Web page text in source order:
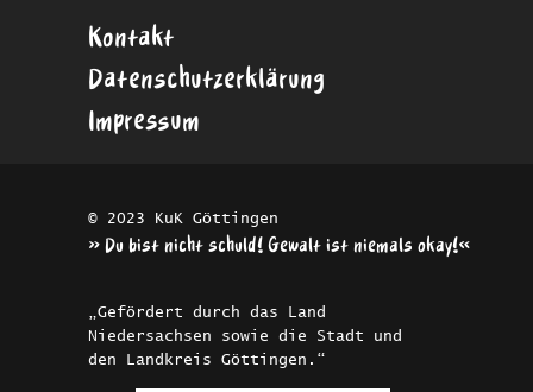
Kontakt
Datenschutzerklärung
Impressum
© 2023 KuK Göttingen
»Du bist nicht schuld! Gewalt ist niemals okay!«
„Gefördert durch das Land
Niedersachsen sowie die Stadt und
den Landkreis Göttingen.“